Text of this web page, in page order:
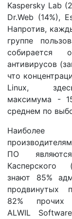
Kaspersky Lab
Dr.Web (14%),
Напротив,
группе
собирается
антивирусов
что
Linux,
максимума -
среднем по
Наиболее
ПО
Касперского
знают 85%
продвинутых
82% прочих
ALWIL